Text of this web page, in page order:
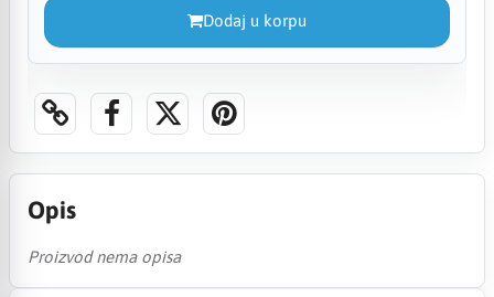
Dodaj u korpu
Opis
Proizvod nema opisa